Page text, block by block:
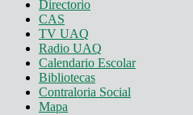
Directorio
CAS
TV UAQ
Radio UAQ
Calendario Escolar
Bibliotecas
Contraloria Social
Mapa